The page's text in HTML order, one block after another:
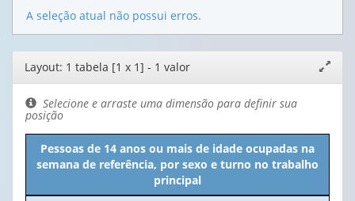
A seleção atual não possui erros.
Editor
de
layout
janela
Layout: 1 tabela [1 x 1] - 1 valor
Selecione e arraste uma dimensão para definir sua
posição
Pessoas de 14 anos ou mais de idade ocupadas na
semana de referência, por sexo e turno no trabalho
principal